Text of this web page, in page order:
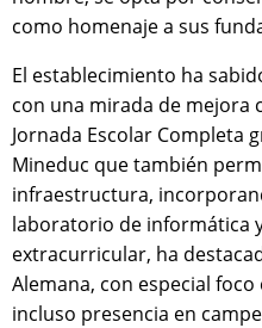
como homenaje a sus
El establecimiento ha
con una mirada de mejora
Jornada Escolar Completa
Mineduc que también
infraestructura,
laboratorio de informática
extracurricular, ha
Alemana, con especial
incluso presencia en